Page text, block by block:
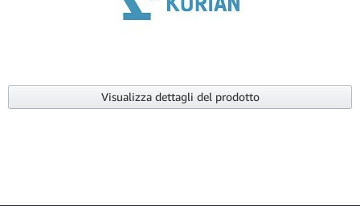
Visualizza dettagli del prodotto